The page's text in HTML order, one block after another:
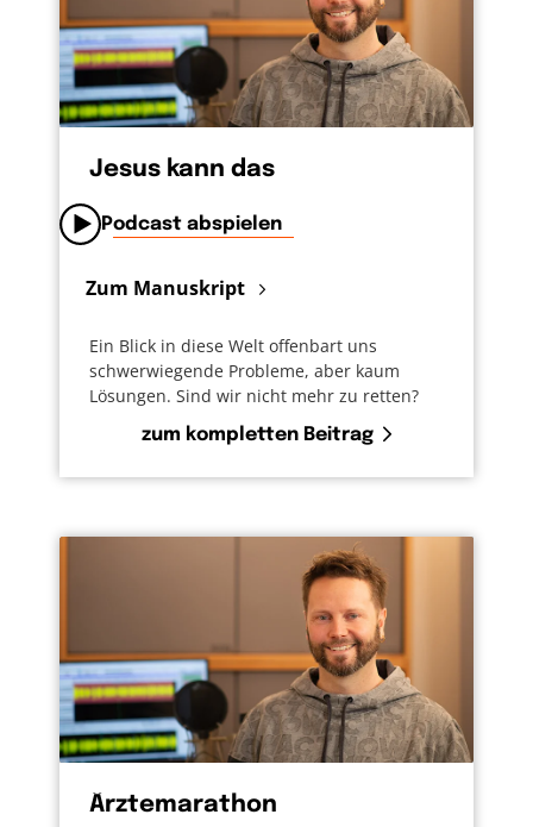
Jesus kann das
Podcast abspielen
Zum Manuskript
Ein Blick in diese Welt offenbart uns
schwerwiegende Probleme, aber kaum
Lösungen. Sind wir nicht mehr zu retten?
zum kompletten Beitrag
Ärztemarathon